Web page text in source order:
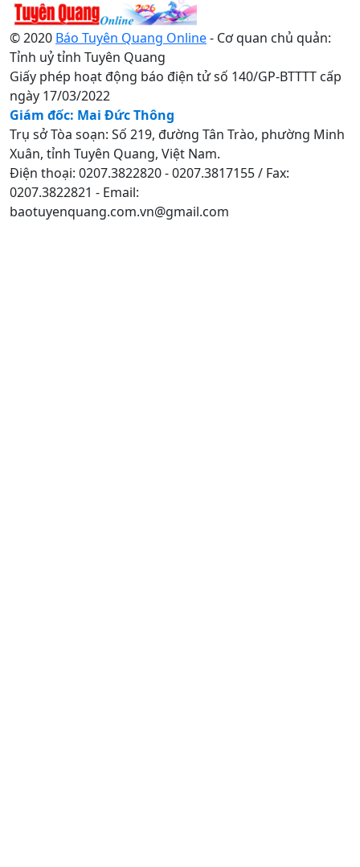
© 2020 Báo Tuyên Quang Online- Cơ quan chủ quản:
Tỉnh uỷ tỉnh Tuyên Quang
Giấy phép hoạt động báo điện tử số 140/GP-BTTTT cấp
ngày 17/03/2022
Giám đốc: Mai Đức Thông
Trụ sở Tòa soạn: Số 219, đường Tân Trào, phường Minh
Xuân, tỉnh Tuyên Quang, Việt Nam.
Điện thoại: 0207.3822820 - 0207.3817155 / Fax:
0207.3822821 - Email:
baotuyenquang.com.vn@gmail.com